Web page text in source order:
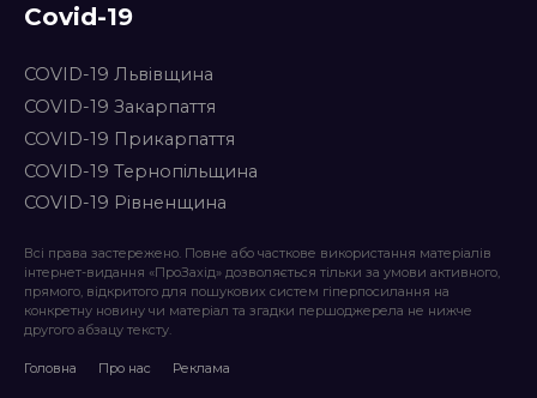
Covid-19
COVID-19 Львівщина
COVID-19 Закарпаття
COVID-19 Прикарпаття
COVID-19 Тернопільщина
COVID-19 Рівненщина
Всі права застережено. Повне або часткове використання матеріалів
інтернет-видання «ПроЗахід» дозволяється тільки за умови активного,
прямого, відкритого для пошукових систем гіперпосилання на
конкретну новину чи матеріал та згадки першоджерела не нижче
другого абзацу тексту.
Головна Про нас Реклама